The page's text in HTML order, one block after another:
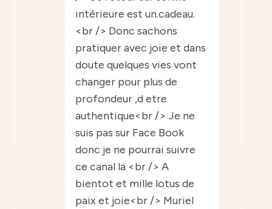
intérieure est un.cadeau.
<br /> Donc sachons
pratiquer avec joie et dans
doute quelques vies vont
changer pour plus de
profondeur ,d etre
authentique<br /> Je ne
suis pas sur Face Book
donc je ne pourrai suivre
ce canal la <br /> A
bientot et mille lotus de
paix et joie<br /> Muriel